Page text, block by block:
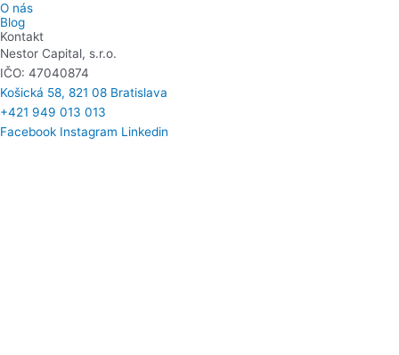
O nás
Blog
Kontakt
Nestor Capital, s.r.o.
IČO: 47040874
Košická 58, 821 08 Bratislava​
+421 949 013 013
Facebook Instagram Linkedin